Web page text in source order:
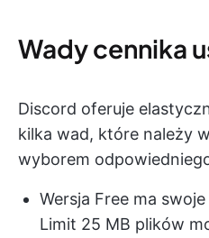
Wady cennika
Discord oferuje
kilka wad, które należy
wyborem
Wersja Free ma
Limit 25 MB plików